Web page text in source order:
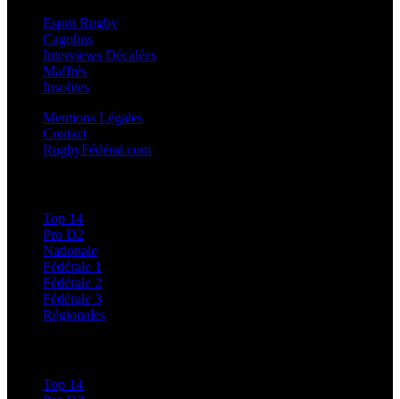
Esprit Rugby
Cagolins
Interviews Décalées
Maffrés
Insolites
Mentions Légales
Contact
RugbyFédéral.com
Top 14
Pro D2
Nationale
Fédérale 1
Fédérale 2
Fédérale 3
Régionales
Top 14